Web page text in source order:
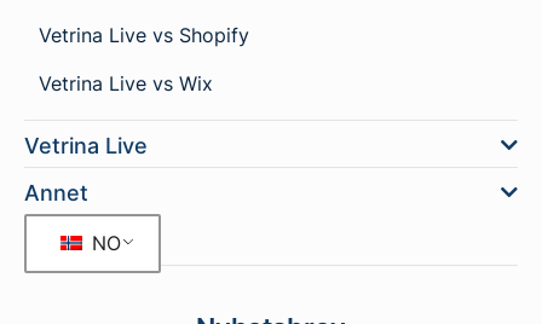
Vetrina Live vs Shopify
Vetrina Live vs Wix
Vetrina Live
Annet
NO